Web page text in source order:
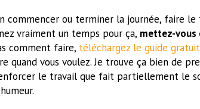
commencer ou terminer la journée, faire
vraiment un temps pour ça, mettez-vous
comment faire, téléchargez le guide gratuit
quand vous voulez. Je trouve ça bien de
le travail que fait partiellement le